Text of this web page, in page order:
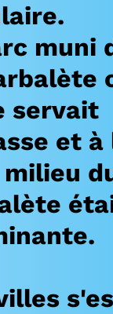
muni
servait
et à